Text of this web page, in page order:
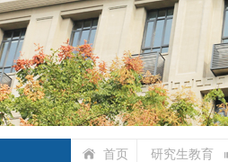
首页 研究生教育